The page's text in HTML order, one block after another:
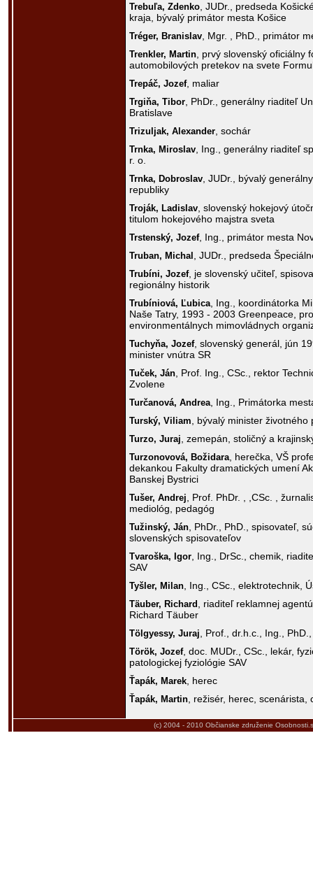
Trebuľa, Zdenko , JUDr., predseda
kraja, bývalý primátor mesta Košice
Tréger, Branislav , Mgr. , PhD., primátor
Trenkler, Martin , prvý slovenský oficiálny
automobilových pretekov na svete
Trepáč, Jozef, maliar
Trgiňa, Tibor , PhDr., generálny riaditeľ
Bratislave
Trizuljak, Alexander , sochár
Trnka, Miroslav , Ing., generálny riaditeľ
r. o.
Trnka, Dobroslav , JUDr., bývalý
republiky
Troják, Ladislav , slovenský hokejový
titulom hokejového majstra sveta
Trstenský, Jozef, Ing., primátor mesta
Truban, Michal , JUDr., predseda
Trubíni, Jozef, je slovenský učiteľ,
regionálny historik
Trubíniová, Ľubica , Ing., koordinátorka
Naše Tatry, 1993 - 2003 Greenpeace,
environmentálnych mimovládnych
Tuchyňa, Jozef, slovenský generál, jún
minister vnútra SR
Tuček, Ján , Prof. Ing., CSc., rektor
Zvolene
Turčanová, Andrea , Ing., Primátorka
Turský, Viliam , bývalý minister životného
Turzo, Juraj , zemepán, stoličný a
Turzonovová, Božidara , herečka, VŠ
dekankou Fakulty dramatických umení
Banskej Bystrici
Tušer, Andrej , Prof. PhDr. , ,CSc. ,
mediológ, pedagóg
Tužinský, Ján , PhDr., PhD., spisovateľ,
slovenských spisovateľov
Tvaroška, Igor , Ing., DrSc., chemik,
SAV
Tyšler, Milan , Ing., CSc., elektrotechnik,
Täuber, Richard
, riaditeľ reklamnej
Richard Täuber
Tölgyessy, Juraj , Prof., dr.h.c., Ing.,
Török, Jozef, doc. MUDr., CSc., lekár,
patologickej fyziológie SAV
Ťapák, Marek , herec
Ťapák, Martin , režisér, herec, scenárista,
(c) 2004 - 2010 Občianske združenie